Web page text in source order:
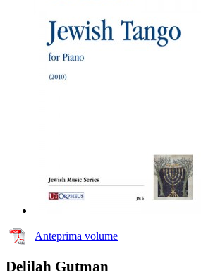
Anteprima volume
Delilah Gutman